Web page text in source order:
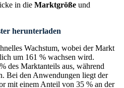
in die Marktgröße und
herunterladen
Wachstum, wobei der Markt
um 161 % wachsen wird.
des Marktanteils aus, während
Bei den Anwendungen liegt der
mit einem Anteil von 35 % an der